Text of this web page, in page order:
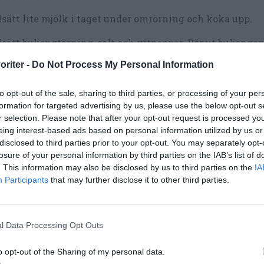
- Do Not Process My Personal Information
opt-out of the sale, sharing to third parties, or processing of your
for targeted advertising by us, please use the below opt-out
selection. Please note that after your opt-out request is processed
interest-based ads based on personal information utilized by us
to third parties prior to your opt-out. You may separately
of your personal information by third parties on the IAB’s list of
This information may also be disclosed by us to third parties on the
Participants that may further disclose it to other third parties.
Data Processing Opt Outs
opt-out of the Sharing of my personal data.
lite mjölk i taget under omrörning och koka upp.
buljongtärning, salt och vitpeppar. Rör ut
koka på medelvärme och rör då och då i minst 5
persilja, plocka bort stjälkar och hacka den fint.
äggen och hacka dem.
hackad persilja och hackat ägg till såsen. Spara
om du önskar.
av såsen med salt och vitpeppar.
och skär morötter i stavar samt koka i 10 minuter.
lite salt och peppar över.
upp 5 dl vatten i en traktörpanna eller vid kastrull.